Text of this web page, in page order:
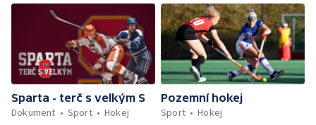
Sparta - terč s velkým S
Dokument
Sport Hokej
Pozemní hokej
Sport
Hokej